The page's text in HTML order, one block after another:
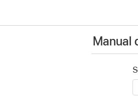
Manual